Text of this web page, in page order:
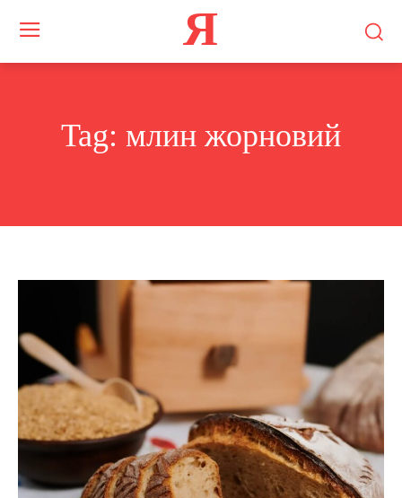
Я
Tag: млин жорновий